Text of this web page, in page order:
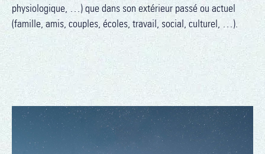
physiologique, …) que dans son extérieur passé ou actuel
(famille, amis, couples, écoles, travail, social, culturel, …).